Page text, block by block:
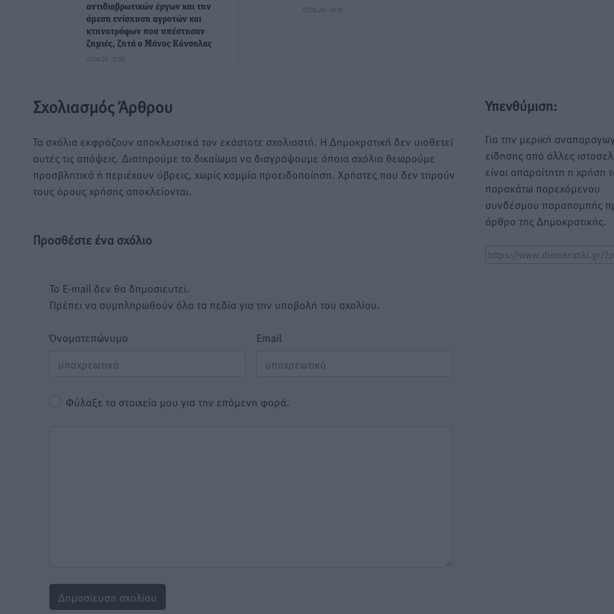
αντιδιαβρωτικών έργων και την
άμεση ενίσχυση αγροτών και
κτηνοτρόφων που υπέστησαν
ζημιές, ζητά ο Μάνος Κόνσολας
07.08.26 · 11:05
07.08.26 · 09:16
Σχολιασμός Άρθρου
Τα σχόλια εκφράζουν αποκλειστικά τον εκάστοτε σχολιαστή. Η Δημοκρατική δεν υιοθετεί
αυτές τις απόψεις. Διατηρούμε το δικαίωμα να διαγράψουμε όποια σχόλια θεωρούμε
προσβλητικά ή περιέχουν ύβρεις, χωρίς καμμία προειδοποίηση. Χρήστες που δεν τηρούν
τους όρους χρήσης αποκλείονται.
Προσθέστε ένα σχόλιο
Το E-mail δεν θα δημοσιευτεί.
Πρέπει να συμπληρωθούν όλα τα πεδία για την υποβολή του σχολίου.
Όνοματεπώνυμο Email
Φύλαξε τα στοιχεία μου για την επόμενη φορά.
Υπενθύμιση:
Για την μερική
είδησης από άλλες
είναι απαραίτητη η χρήση
παρακάτω παρεχόμενου
συνδέσμου παραπομπής
άρθρο της Δημοκρατικής.